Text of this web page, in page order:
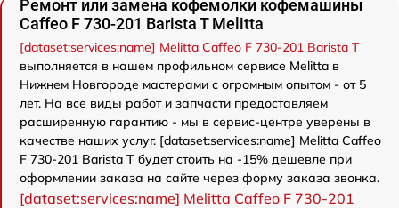
Ремонт или замена кофемолки кофемашины
Caffeo F 730-201 Barista T Melitta
[dataset:services:name] Melitta Caffeo F 730-201 Barista T
выполняется в нашем профильном сервисе Melitta в
Нижнем Новгороде мастерами с огромным опытом - от 5
лет. На все виды работ и запчасти предоставляем
расширенную гарантию - мы в сервис-центре уверены в
качестве наших услуг. [dataset:services:name] Melitta Caffeo
F 730-201 Barista T будет стоить на -15% дешевле при
оформлении заказа на сайте через форму заказа звонка.
[dataset:services:name] Melitta Caffeo F 730-201